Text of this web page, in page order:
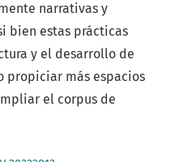
narrativas y
bien estas prácticas
y el desarrollo de
propiciar más espacios
el corpus de